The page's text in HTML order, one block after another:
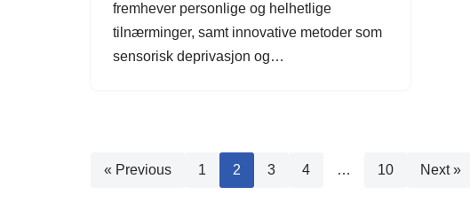
fremhever personlige og helhetlige
tilnærminger, samt innovative metoder som
sensorisk deprivasjon og…
« Previous 1 2 3 4 … 10 Next »